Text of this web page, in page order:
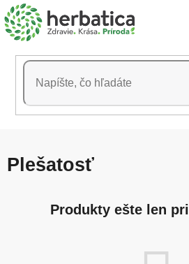
Prejsť
na
obsah
Plešatosť
Produkty ešte len